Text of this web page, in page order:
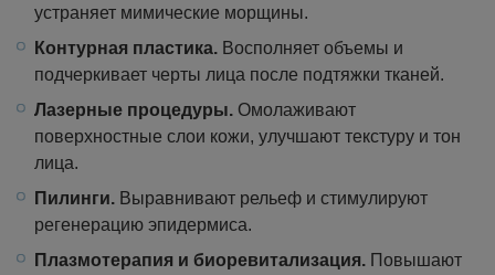
устраняет мимические морщины.
Контурная пластика. Восполняет объемы и
подчеркивает черты лица после подтяжки тканей.
Лазерные процедуры. Омолаживают
поверхностные слои кожи, улучшают текстуру и тон
лица.
Пилинги. Выравнивают рельеф и стимулируют
регенерацию эпидермиса.
Плазмотерапия и биоревитализация. Повышают